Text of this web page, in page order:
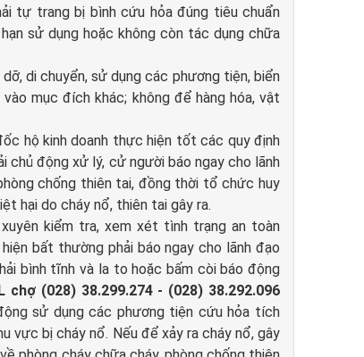
tự trang bị bình cứu hỏa đúng tiêu chuẩn
sử dụng hoặc không còn tác dụng chữa
di chuyển, sử dụng các phương tiện, biển
mục đích khác; không để hàng hóa, vật
hộ kinh doanh thực hiện tốt các quy định
chủ động xử lý, cử người báo ngay cho lãnh
chống thiên tai, đồng thời tổ chức huy
hại do cháy nổ, thiên tai gây ra.
kiểm tra, xem xét tình trạng an toàn
bất thường phải báo ngay cho lãnh đạo
bình tĩnh và la to hoặc bấm còi báo động
chợ (028) 38.299.274 - (028) 38.292.096
sử dụng các phương tiện cứu hỏa tích
vực bị cháy nổ. Nếu để xảy ra cháy nổ, gây